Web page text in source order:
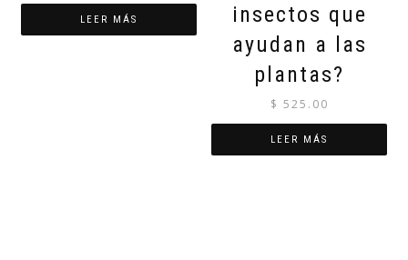
LEER MÁS
insectos que
ayudan a las
plantas?
$ 525.00
LEER MÁS